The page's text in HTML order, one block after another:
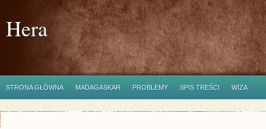
Hera
STRONA GŁÓWNA MADAGASKAR PROBLEMY SPIS TREŚCI WIZA